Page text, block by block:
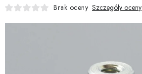
Brak oceny Szczegóły oceny